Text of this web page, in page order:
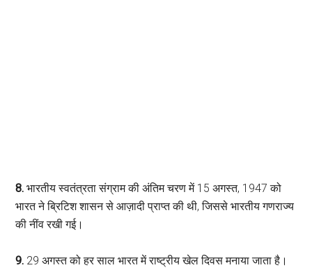
8. भारतीय स्वतंत्रता संग्राम की अंतिम चरण में 15 अगस्त, 1947 को
भारत ने ब्रिटिश शासन से आज़ादी प्राप्त की थी, जिससे भारतीय गणराज्य
की नींव रखी गई।
9. 29 अगस्त को हर साल भारत में राष्ट्रीय खेल दिवस मनाया जाता है।